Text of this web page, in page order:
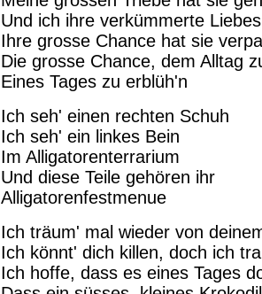
Und ich ihre verkümmerte
Ihre grosse Chance hat sie
Die grosse Chance, dem Alltag
Eines Tages zu erblüh'n
Ich seh' einen rechten Schuh
Ich seh' ein linkes Bein
Im Alligatorenterrarium
Und diese Teile gehören ihr
Alligatorenfestmenue
Ich träum' mal wieder von
Ich könnt' dich killen, doch ich
Ich hoffe, dass es eines Tages